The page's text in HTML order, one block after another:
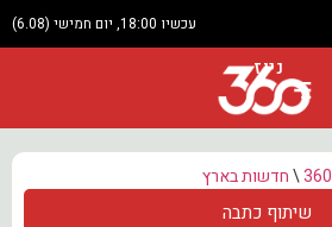
עכשיו 18:00, יום חמישי (6.08)
ניוז
360
\חדשות בארץ
שיתוף כתבה